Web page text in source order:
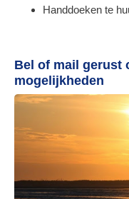
Handdoeken te
Bel of mail gerust
mogelijkheden